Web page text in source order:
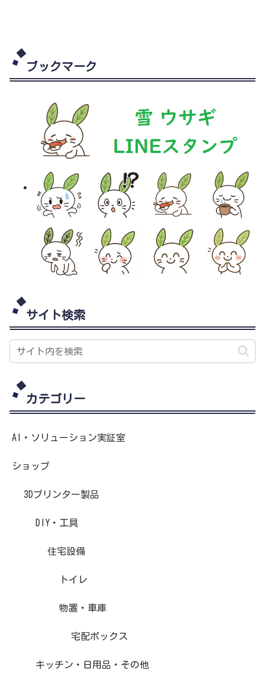
ブックマーク
サイト検索
カテゴリー
AI・ソリューション実証室
ショップ
3Dプリンター製品
DIY・工具
住宅設備
トイレ
物置・車庫
宅配ボックス
キッチン・日用品・その他